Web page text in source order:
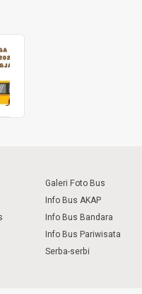
Galeri Foto Bus
Info Bus AKAP
Info Bus Bandara
Info Bus Pariwisata
Serba-serbi